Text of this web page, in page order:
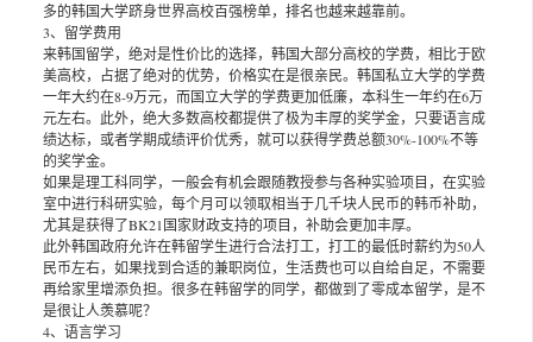
多的韩国大学跻身世界高校百强榜单，排名也越来越靠前。
3、留学费用
来韩国留学，绝对是性价比的选择，韩国大部分高校的学费，相比于欧
美高校，占据了绝对的优势，价格实在是很亲民。韩国私立大学的学费
一年大约在8-9万元，而国立大学的学费更加低廉，本科生一年约在6万
元左右。此外，绝大多数高校都提供了极为丰厚的奖学金，只要语言成
绩达标，或者学期成绩评价优秀，就可以获得学费总额30%-100%不等
的奖学金。
如果是理工科同学，一般会有机会跟随教授参与各种实验项目，在实验
室中进行科研实验，每个月可以领取相当于几千块人民币的韩币补助，
尤其是获得了BK21国家财政支持的项目，补助会更加丰厚。
此外韩国政府允许在韩留学生进行合法打工，打工的最低时薪约为50人
民币左右，如果找到合适的兼职岗位，生活费也可以自给自足，不需要
再给家里增添负担。很多在韩留学的同学，都做到了零成本留学，是不
是很让人羡慕呢？
4、语言学习